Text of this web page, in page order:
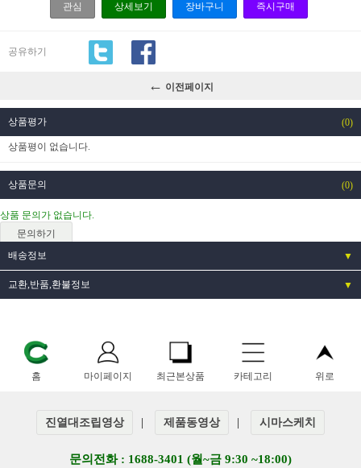
관심 상세보기 장바구니 즉시구매
공유하기
← 이전페이지
상품평가 (0)
상품평이 없습니다.
상품문의 (0)
상품 문의가 없습니다.
문의하기
배송정보
▼
교환,반품,환불정보 ▼
홈 마이페이지 최근본상품 카테고리 위로
진열대조립영상 제품동영상 시마스케치
문의전화 : 1688-3401 (월~금 9:30 ~18:00)